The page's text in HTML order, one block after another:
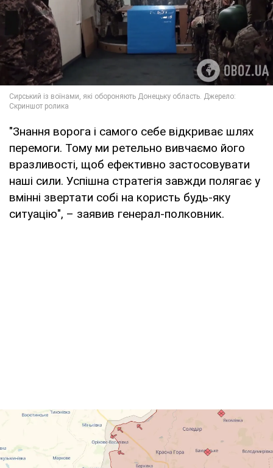
"Знання ворога і самого себе відкриває шлях
перемоги. Тому ми ретельно вивчаємо його
вразливості, щоб ефективно застосовувати
наші сили. Успішна стратегія завжди полягає у
вмінні звертати собі на користь будь-яку
ситуацію", – заявив генерал-полковник.